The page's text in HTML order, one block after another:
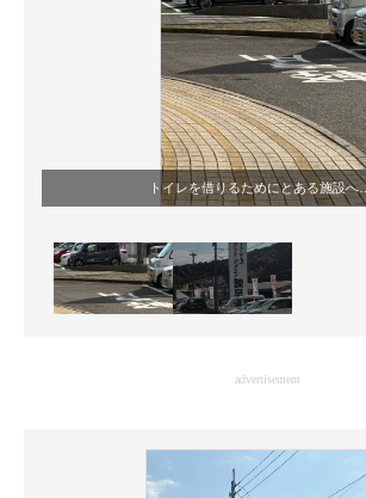
好きが集まる 比べて選べる
ビジネスと働き方のヒント
AI活用のいまが分かる
企業ITのトレンドを詳説
マーケ×ITの今がよく分かる
ITエンジニア向け専門サイト
製造業のIT導入・活用を支援
トイレを借りるためにとある施設へ
advertisement